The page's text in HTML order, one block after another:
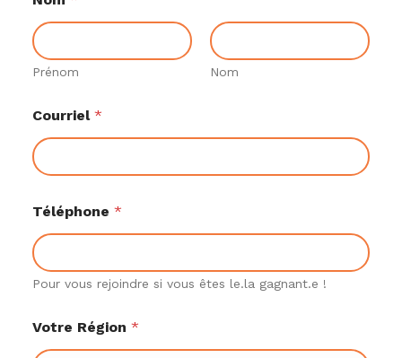
Prénom Nom
Courriel *
o
r
r
i
*
Téléphone *
Pour vous rejoindre si vous êtes le.la gagnant.e !
Votre Région *